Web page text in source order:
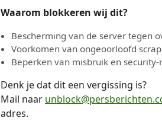
Waarom blokkeren wij dit?
Bescherming van de server tegen
Voorkomen van ongeoorloofd
Beperken van misbruik en security-
Denk je dat dit een vergissing is?
Mail naar
adres.